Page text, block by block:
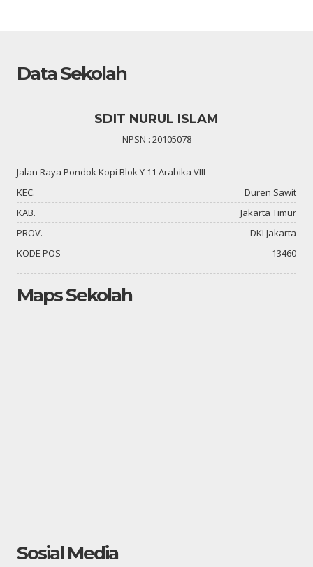
Data Sekolah
SDIT NURUL ISLAM
NPSN : 20105078
Jalan Raya Pondok Kopi Blok Y 11 Arabika VIII
KEC.
Duren Sawit
KAB.
Jakarta Timur
PROV.
DKI Jakarta
KODE POS
13460
Maps Sekolah
Sosial Media